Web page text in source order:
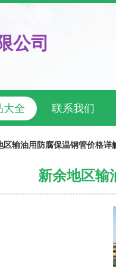
公司
大全 联系我们
区输油用防腐保温钢管价格详
新余地区输